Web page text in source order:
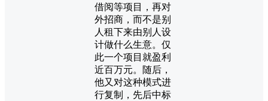
借阅等项目，再对
外招商，而不是别
人租下来由别人设
计做什么生意。仅
此一个项目就盈利
近百万元。随后，
他又对这种模式进
行复制，先后中标